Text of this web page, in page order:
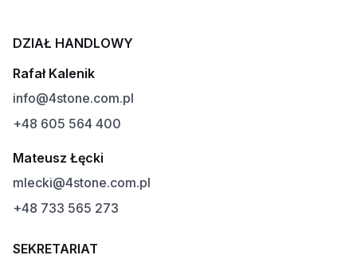
DZIAŁ HANDLOWY
Rafał Kalenik
info@4stone.com.pl
+48 605 564 400
Mateusz Łęcki
mlecki@4stone.com.pl
+48 733 565 273
SEKRETARIAT